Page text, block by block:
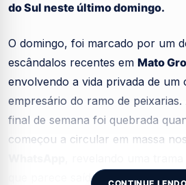
do Sul neste último domingo.
O domingo, foi marcado por um
escândalos recentes em Mato
envolvendo a vida privada de um
empresário do ramo de peixarias.
final de semana foi quebrada
começou a circular em massa
que parece saída de um roteiro